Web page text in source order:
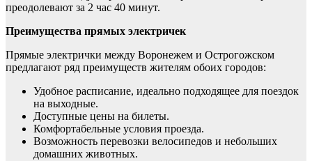
преодолевают за 2 час 40 минут.
Преимущества прямых электричек
Прямые электрички между Воронежем и Острогожском
предлагают ряд преимуществ жителям обоих городов:
Удобное расписание, идеально подходящее для поездок
на выходные.
Доступные цены на билеты.
Комфортабельные условия проезда.
Возможность перевозки велосипедов и небольших
домашних животных.